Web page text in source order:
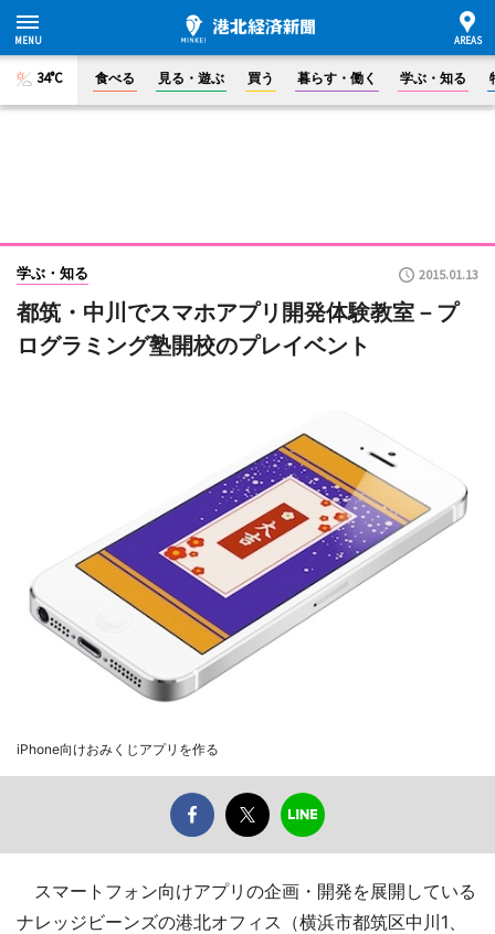
34°C 食べる 見る・遊ぶ 買う 暮らす・働く 学ぶ・知る
学ぶ・知る 2015.01.13
都筑・中川でスマホアプリ開発体験教室－プ
ログラミング塾開校のプレイベント
iPhone向けおみくじアプリを作る
スマートフォン向けアプリの企画・開発を展開している
ナレッジビーンズの港北オフィス（横浜市都筑区中川1、